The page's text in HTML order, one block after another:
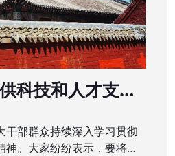
科技和人才支撑
干部群众深入
三届十次全会精
干部群众持续深入学习贯彻
。大家纷纷表示，要将全